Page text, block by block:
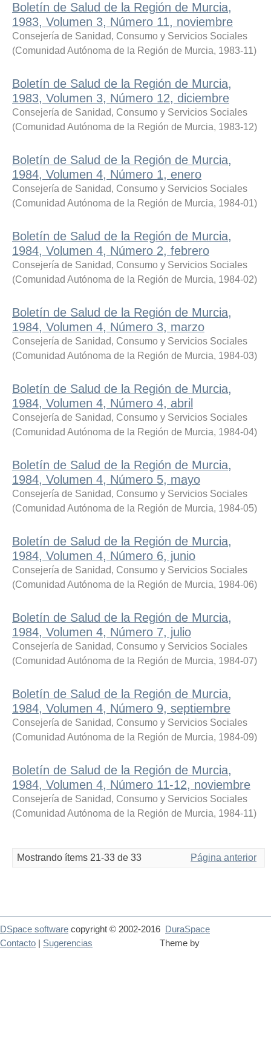
Boletín de Salud de la Región de Murcia,
1983, Volumen 3, Número 11, noviembre
Consejería de Sanidad, Consumo y Servicios Sociales
(Comunidad Autónoma de la Región de Murcia, 1983-11)
Boletín de Salud de la Región de Murcia,
1983, Volumen 3, Número 12, diciembre
Consejería de Sanidad, Consumo y Servicios Sociales
(Comunidad Autónoma de la Región de Murcia, 1983-12)
Boletín de Salud de la Región de Murcia,
1984, Volumen 4, Número 1, enero
Consejería de Sanidad, Consumo y Servicios Sociales
(Comunidad Autónoma de la Región de Murcia, 1984-01)
Boletín de Salud de la Región de Murcia,
1984, Volumen 4, Número 2, febrero
Consejería de Sanidad, Consumo y Servicios Sociales
(Comunidad Autónoma de la Región de Murcia, 1984-02)
Boletín de Salud de la Región de Murcia,
1984, Volumen 4, Número 3, marzo
Consejería de Sanidad, Consumo y Servicios Sociales
(Comunidad Autónoma de la Región de Murcia, 1984-03)
Boletín de Salud de la Región de Murcia,
1984, Volumen 4, Número 4, abril
Consejería de Sanidad, Consumo y Servicios Sociales
(Comunidad Autónoma de la Región de Murcia, 1984-04)
Boletín de Salud de la Región de Murcia,
1984, Volumen 4, Número 5, mayo
Consejería de Sanidad, Consumo y Servicios Sociales
(Comunidad Autónoma de la Región de Murcia, 1984-05)
Boletín de Salud de la Región de Murcia,
1984, Volumen 4, Número 6, junio
Consejería de Sanidad, Consumo y Servicios Sociales
(Comunidad Autónoma de la Región de Murcia, 1984-06)
Boletín de Salud de la Región de Murcia,
1984, Volumen 4, Número 7, julio
Consejería de Sanidad, Consumo y Servicios Sociales
(Comunidad Autónoma de la Región de Murcia, 1984-07)
Boletín de Salud de la Región de Murcia,
1984, Volumen 4, Número 9, septiembre
Consejería de Sanidad, Consumo y Servicios Sociales
(Comunidad Autónoma de la Región de Murcia, 1984-09)
Boletín de Salud de la Región de Murcia,
1984, Volumen 4, Número 11-12, noviembre
Consejería de Sanidad, Consumo y Servicios Sociales
(Comunidad Autónoma de la Región de Murcia, 1984-11)
Mostrando ítems 21-33 de 33 Página anterior
DSpace software copyright © 2002-2016
DuraSpace
Theme by
Contacto Sugerencias